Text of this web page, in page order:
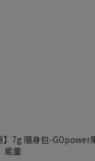
】7g 隨身包-GOpower
能量